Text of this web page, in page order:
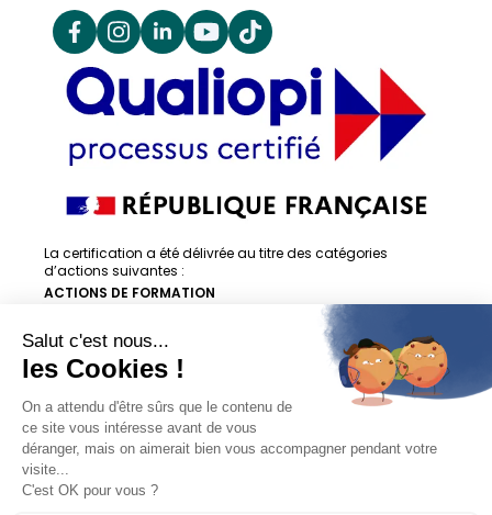
La certification a été délivrée au titre des catégories
d’actions suivantes :
ACTIONS DE FORMATION
ACTIONS DE FORMATION PAR APPRENTISSAGE
En savoir + sur la certification